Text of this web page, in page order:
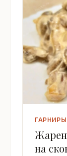
ГАРНИРЫ
на